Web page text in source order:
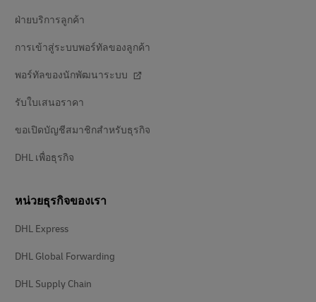
ฝ่ายบริการลูกค้า
การเข้าสู่ระบบพอร์ทัลของลูกค้า
พอร์ทัลของนักพัฒนาระบบ
รับใบเสนอราคา
ขอเปิดบัญชีสมาชิกสำหรับธุรกิจ
DHL เพื่อธุรกิจ
หน่วยธุรกิจของเรา
DHL Express
DHL Global Forwarding
DHL Supply Chain